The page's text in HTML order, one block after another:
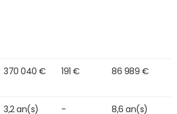
370 040 € 191 € 86 989 €
3,2 an(s) - 8,6 an(s)